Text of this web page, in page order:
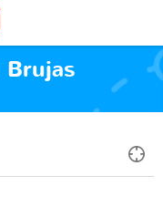
Brujas